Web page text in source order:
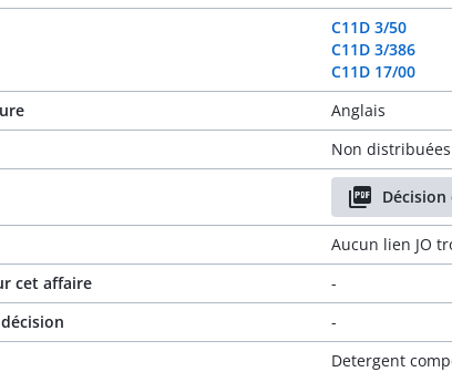
C11D 3/50
C11D 3/386
C11D 17/00
Anglais
Non distribuées
Décision
Aucun lien JO
cet affaire
-
-
Detergent